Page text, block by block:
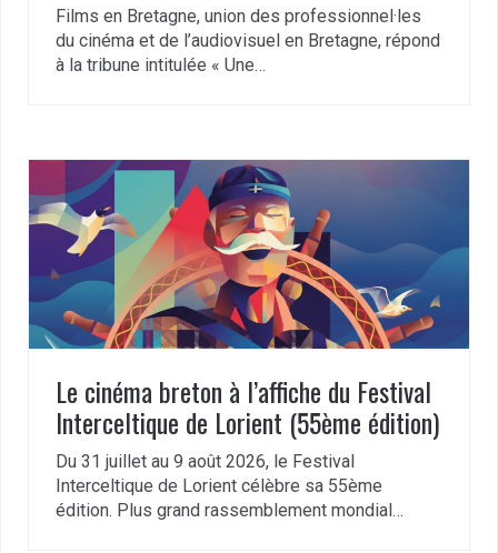
Films en Bretagne, union des professionnel·les
du cinéma et de l’audiovisuel en Bretagne, répond
à la tribune intitulée « Une…
Le cinéma breton à l’affiche du Festival
Interceltique de Lorient (55ème édition)
Du 31 juillet au 9 août 2026, le Festival
Interceltique de Lorient célèbre sa 55ème
édition. Plus grand rassemblement mondial…